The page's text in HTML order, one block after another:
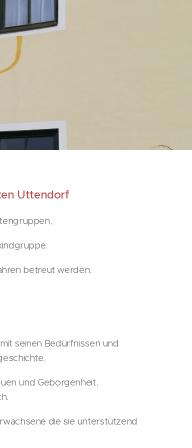
Uttendorf
betreut werden.
seinen Bedürfnissen und
und Geborgenheit,
die sie unterstützend